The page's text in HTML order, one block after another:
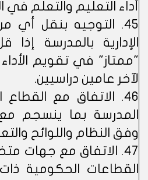
أداء التعليم والتعلم في
45. التوجيه بنقل أي
الإدارية بالمدرسة
"ممتاز" في تقويم
لآخر عامين دراسيين.
46. الاتفاق مع القطاع
المدرسة بما ينسجم مع
وفق النظام واللوائح
47. الاتفاق مع جهات
القطاعات الحكومية